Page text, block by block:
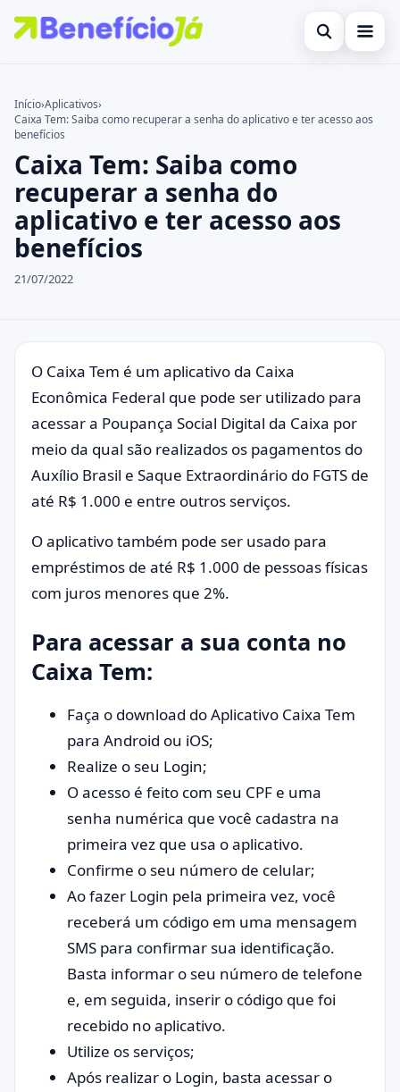
Abrir busca
Cartões de Crédito
Benefícios
Atualidades Econômicas
Legal
Buscar no site
Buscar por:
Pressione Enter para buscar ou ESC para fechar.
Início›Aplicativos›
Caixa Tem: Saiba como recuperar a senha do aplicativo e ter acesso aos
benefícios
Caixa Tem: Saiba como
recuperar a senha do
aplicativo e ter acesso aos
benefícios
21/07/2022
O Caixa Tem é um aplicativo da Caixa
Econômica Federal que pode ser utilizado para
acessar a Poupança Social Digital da Caixa por
meio da qual são realizados os pagamentos do
Auxílio Brasil e Saque Extraordinário do FGTS de
até R$ 1.000 e entre outros serviços.
O aplicativo também pode ser usado para
empréstimos de até R$ 1.000 de pessoas físicas
com juros menores que 2%.
Para acessar a sua conta no
Caixa Tem:
Faça o download do Aplicativo Caixa Tem
para Android ou iOS;
Realize o seu Login;
O acesso é feito com seu CPF e uma
senha numérica que você cadastra na
primeira vez que usa o aplicativo.
Confirme o seu número de celular;
Ao fazer Login pela primeira vez, você
receberá um código em uma mensagem
SMS para confirmar sua identificação.
Basta informar o seu número de telefone
e, em seguida, inserir o código que foi
recebido no aplicativo.
Utilize os serviços;
Após realizar o Login, basta acessar o